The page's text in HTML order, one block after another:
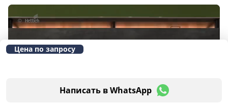
Цена по запросу
Написать в WhatsApp